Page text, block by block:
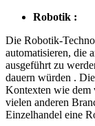
Robotik :
Die Robotik-
automatisieren, die
ausgeführt zu
dauern würden .
Kontexten wie dem
vielen anderen
Einzelhandel eine